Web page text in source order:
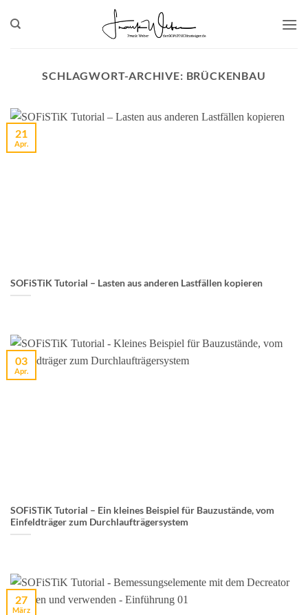
Inhalt
SCHLAGWORT-ARCHIVE: BRÜCKENBAU
SOFiSTiK Tutorial – Lasten aus anderen Lastfällen kopieren
21
Apr.
SOFiSTiK Tutorial – Ein kleines Beispiel für Bauzustände, vom
Einfeldträger zum Durchlaufträgersystem
03
Apr.
27
März